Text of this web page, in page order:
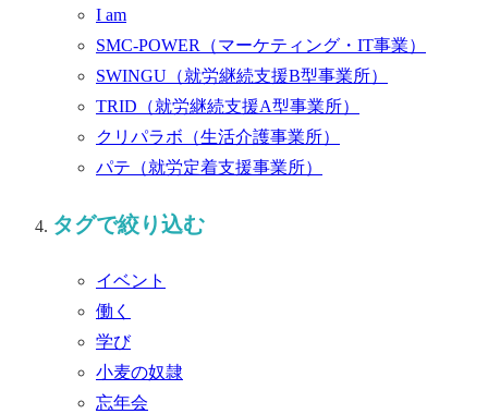
I am
SMC-POWER （マーケティング・IT事業）
SWINGU （就労継続支援B型事業所）
TRID （就労継続支援A型事業所）
クリパラボ （生活介護事業所）
パテ （就労定着支援事業所）
タグで絞り込む
イベント
働く
学び
小麦の奴隷
忘年会